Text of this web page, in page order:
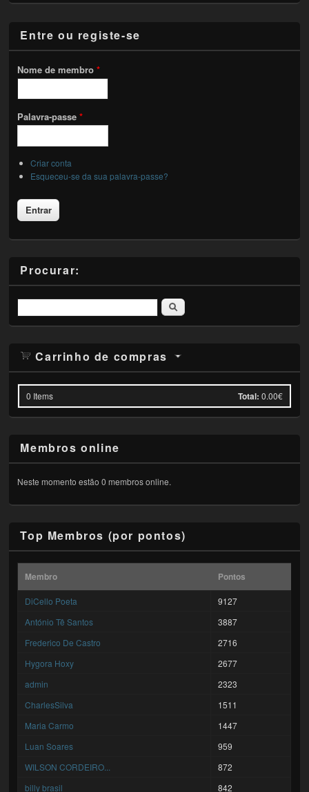
Entre ou registe-se
Nome de membro*
Palavra-passe*
Criar conta
Esqueceu-se da sua palavra-passe?
Procurar:
Pesquisar
Carrinho de compras
0 Items Total: 0.00€
Membros online
Neste momento estão 0 membros online.
Top Membros (por pontos)
Membro Pontos
DiCello Poeta
9127
António Tê Santos
3887
Frederico De Castro
2716
Hygora Hoxy
2677
admin
2323
CharlesSilva
1511
Maria Carmo
1447
Luan Soares
959
WILSON CORDEIRO...
872
billy brasil
842